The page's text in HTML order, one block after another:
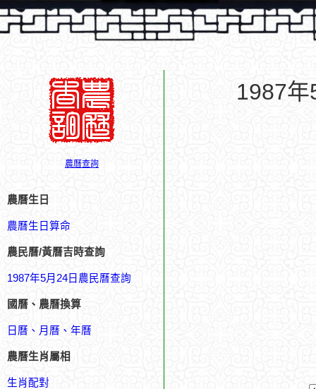
農曆查詢
農曆生日
農曆生日算命
農民曆/黃曆吉時查詢
1987年5月24日農民曆查詢
國曆、農曆換算
日曆、月曆、年曆
農曆生肖屬相
生肖配對
1987